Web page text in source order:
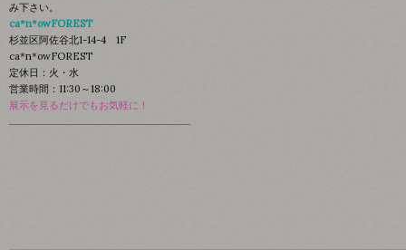
み下さい。
ca*n*owFOREST
杉並区阿佐谷北1-14-4 1F
ca*n*owFOREST
定休日：火・水
営業時間：11:30～18:00
展示を見るだけでもお気軽に！